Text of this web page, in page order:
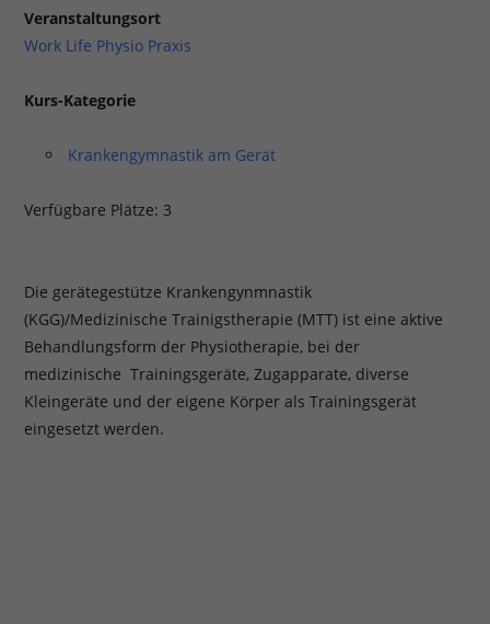
Veranstaltungsort
Work Life Physio Praxis
Kurs-Kategorie
Krankengymnastik am Gerät
Verfügbare Plätze: 3
Die gerätegestütze Krankengynmnastik
(KGG)/Medizinische Trainigstherapie (MTT) ist eine aktive
Behandlungsform der Physiotherapie, bei der
medizinische Trainingsgeräte, Zugapparate, diverse
Kleingeräte und der eigene Körper als Trainingsgerät
eingesetzt werden.